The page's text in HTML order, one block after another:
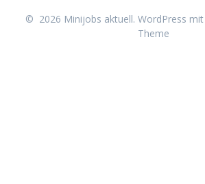
© 2026 Minijobs aktuell. WordPress
Theme